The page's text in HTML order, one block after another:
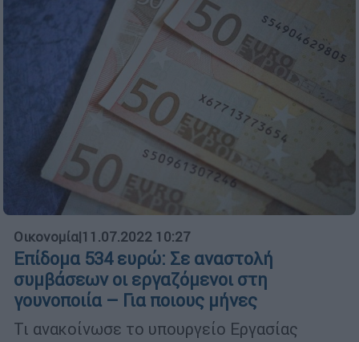
Οικονομία|11.07.2022 10:27
Επίδομα 534 ευρώ: Σε αναστολή
συμβάσεων οι εργαζόμενοι στη
γουνοποιία – Για ποιους μήνες
Τι ανακοίνωσε το υπουργείο Εργασίας